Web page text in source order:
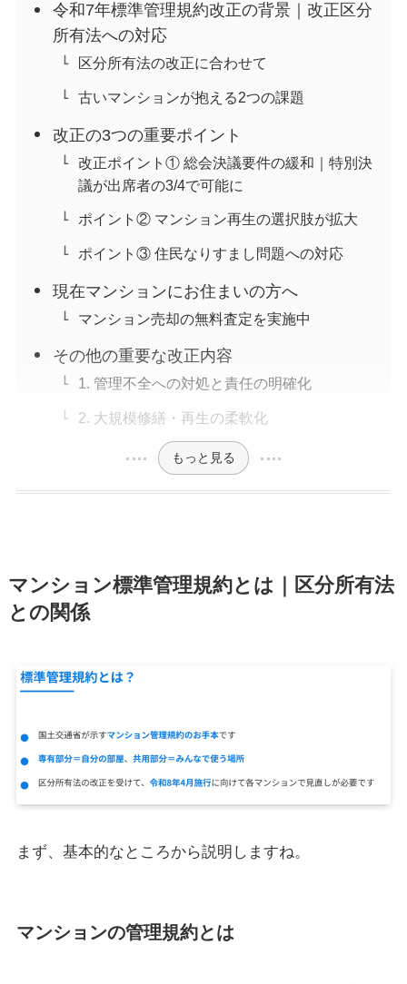
令和7年標準管理規約改正の背景｜改正区分
所有法への対応
区分所有法の改正に合わせて
古いマンションが抱える2つの課題
改正の3つの重要ポイント
改正ポイント① 総会決議要件の緩和｜特別決
議が出席者の3/4で可能に
ポイント② マンション再生の選択肢が拡大
ポイント③ 住民なりすまし問題への対応
現在マンションにお住まいの方へ
マンション売却の無料査定を実施中
その他の重要な改正内容
1. 管理不全への対処と責任の明確化
2. 大規模修繕・再生の柔軟化
もっと見る
マンション標準管理規約とは｜区分所有法
との関係
まず、基本的なところから説明しますね。
マンションの管理規約とは